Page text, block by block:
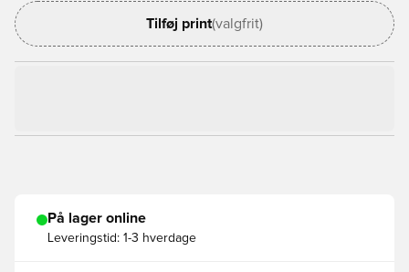
Tilføj print(valgfrit)
På lager online
Leveringstid: 1-3 hverdage